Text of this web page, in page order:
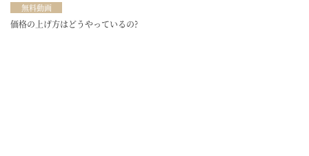
無料動画
価格の上げ方はどうやっているの?